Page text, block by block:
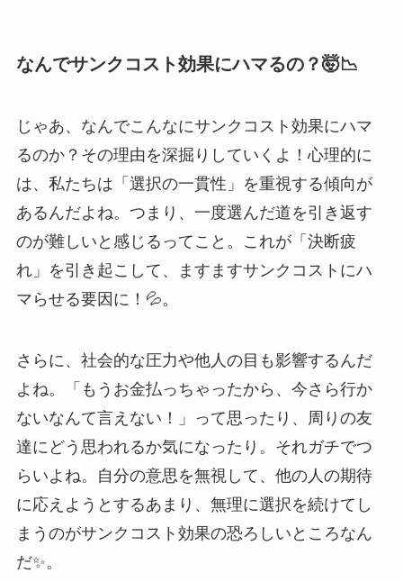
なんでサンクコスト効果にハマるの？🤯📉
じゃあ、なんでこんなにサンクコスト効果にハマ
るのか？その理由を深掘りしていくよ！心理的に
は、私たちは「選択の一貫性」を重視する傾向が
あるんだよね。つまり、一度選んだ道を引き返す
のが難しいと感じるってこと。これが「決断疲
れ」を引き起こして、ますますサンクコストにハ
マらせる要因に！💦。
さらに、社会的な圧力や他人の目も影響するんだ
よね。「もうお金払っちゃったから、今さら行か
ないなんて言えない！」って思ったり、周りの友
達にどう思われるか気になったり。それガチでつ
らいよね。自分の意思を無視して、他の人の期待
に応えようとするあまり、無理に選択を続けてし
まうのがサンクコスト効果の恐ろしいところなん
だ✨。